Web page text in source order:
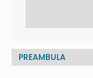
PREAMBULA